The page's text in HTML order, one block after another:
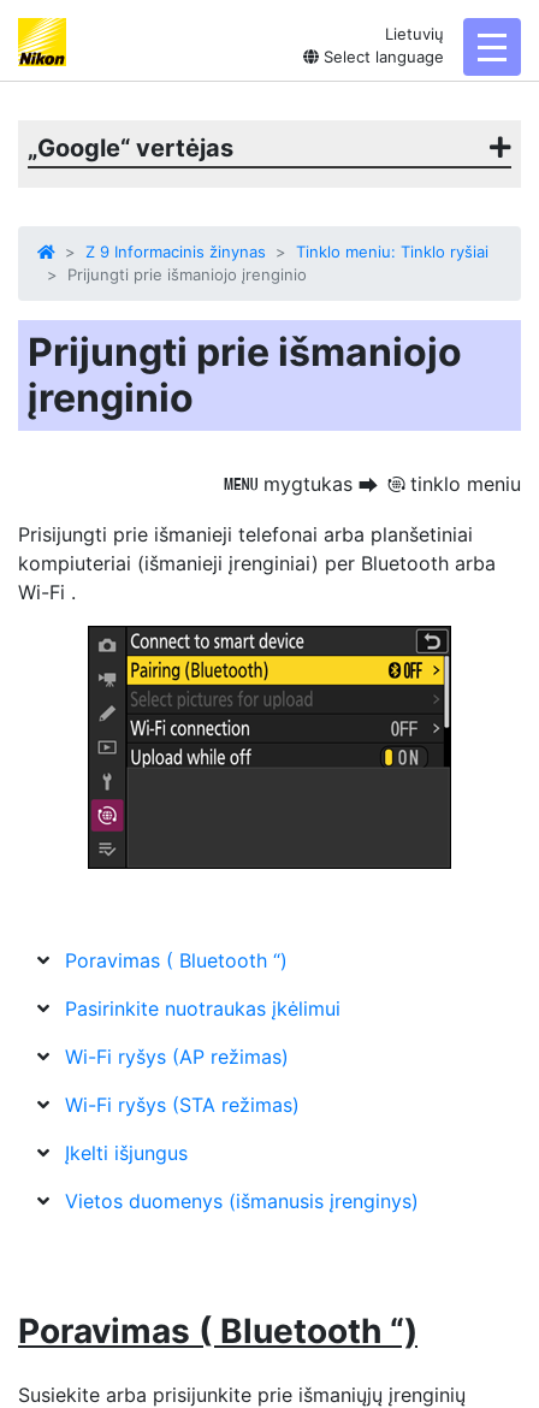
Lietuvių
Select language
„Google“ vertėjas
Z 9 Informacinis žinynas
Tinklo meniu: Tinklo ryšiai
Prijungti prie išmaniojo įrenginio
Prijungti prie išmaniojo
įrenginio
G mygtukas U F tinklo meniu
Prisijungti prie išmanieji telefonai arba planšetiniai
kompiuteriai (išmanieji įrenginiai) per Bluetooth arba
Wi-Fi .
Poravimas ( Bluetooth “)
Pasirinkite nuotraukas įkėlimui
Wi-Fi ryšys (AP režimas)
Wi-Fi ryšys (STA režimas)
Įkelti išjungus
Vietos duomenys (išmanusis įrenginys)
Poravimas ( Bluetooth “)
Susiekite arba prisijunkite prie išmaniųjų įrenginių